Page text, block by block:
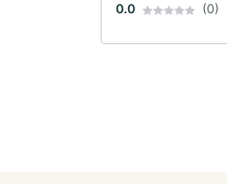
0.0 (0)